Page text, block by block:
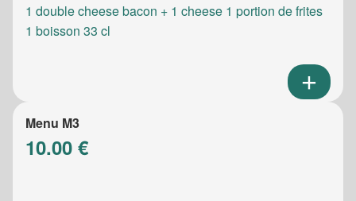
1 double cheese bacon + 1 cheese 1 portion de frites
1 boisson 33 cl
Menu M3
10.00 €